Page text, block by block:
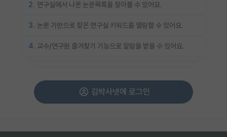
2. 연구실에서 나온 논문목록을 찾아볼 수 있어요.
3. 논문 기반으로 찾은 연구실 키워드를 열람할 수 있어요.
4. 교수/연구원 즐겨찾기 기능으로 알람을 받을 수 있어요.
김박사넷에 로그인